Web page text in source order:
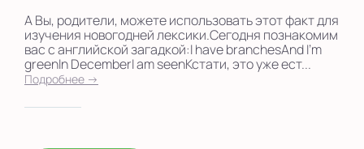
А Вы, родители, можете использовать этот факт для
изучения новогодней лексики.Сегодня познакомим
вас с английской загадкой:I have branchesAnd I’m
greenIn DecemberI am seenКстати, это уже ест...
Подробнее →